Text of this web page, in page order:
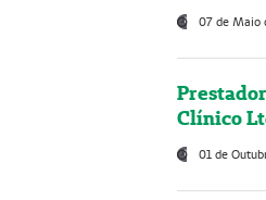
07 de Maio
Clínico
01 de